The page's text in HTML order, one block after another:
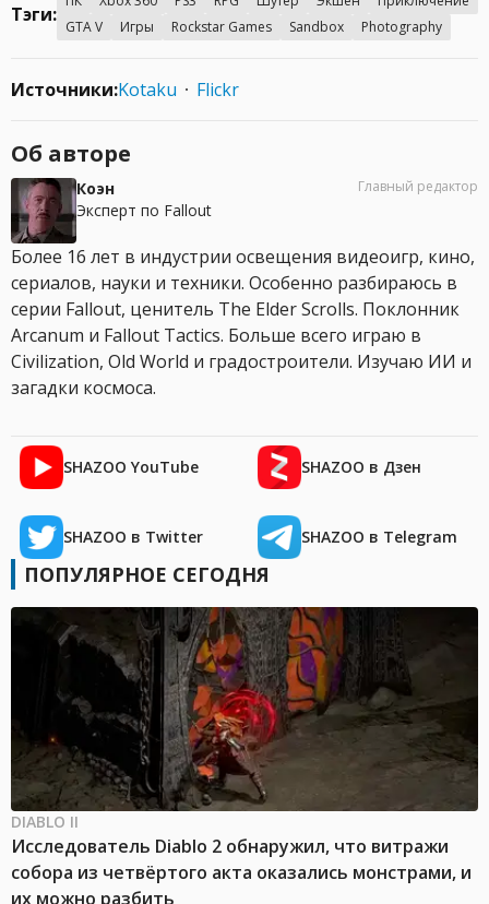
Тэги:
GTA V
Игры Rockstar Games Sandbox Photography
Источники:Kotaku Flickr
Об авторе
Коэн
Эксперт по Fallout
Главный редактор
Более 16 лет в индустрии освещения видеоигр, кино,
сериалов, науки и техники. Особенно разбираюсь в
серии Fallout, ценитель The Elder Scrolls. Поклонник
Arcanum и Fallout Tactics. Больше всего играю в
Civilization, Old World и градостроители. Изучаю ИИ и
загадки космоса.
SHAZOO YouTube SHAZOO в Дзен
SHAZOO в Twitter SHAZOO в Telegram
ПОПУЛЯРНОЕ СЕГОДНЯ
DIABLO II
Исследователь Diablo 2 обнаружил, что витражи
собора из четвёртого акта оказались монстрами, и
их можно разбить